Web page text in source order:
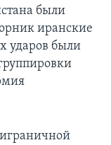
были
иранские
ударов были